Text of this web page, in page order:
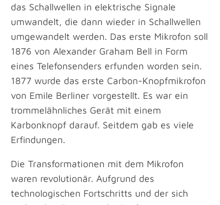
das Schallwellen in elektrische Signale
umwandelt, die dann wieder in Schallwellen
umgewandelt werden. Das erste Mikrofon soll
1876 von Alexander Graham Bell in Form
eines Telefonsenders erfunden worden sein.
1877 wurde das erste Carbon-Knopfmikrofon
von Emile Berliner vorgestellt. Es war ein
trommelähnliches Gerät mit einem
Karbonknopf darauf. Seitdem gab es viele
Erfindungen.
Die Transformationen mit dem Mikrofon
waren revolutionär. Aufgrund des
technologischen Fortschritts und der sich